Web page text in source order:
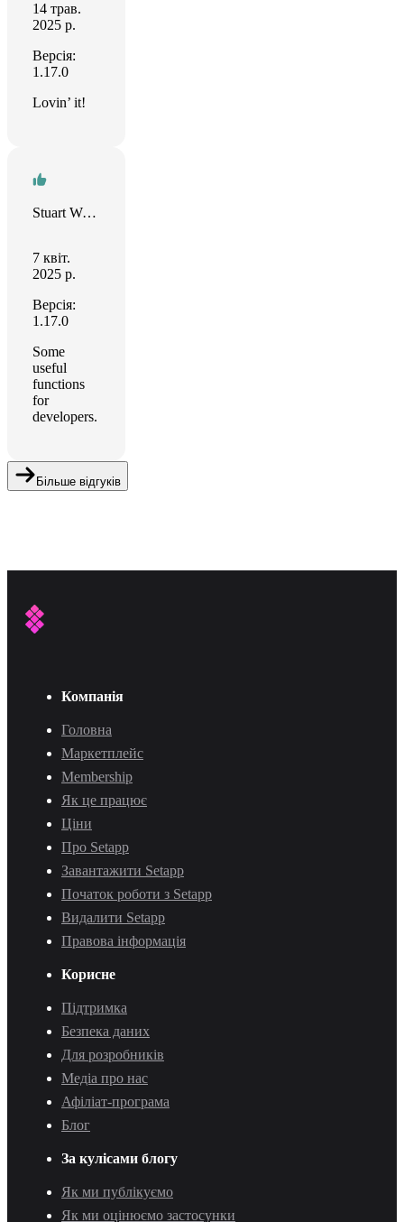
14 трав.
2025 р.
Версія:
1.17.0
Lovin’ it!
Stuart Woodward
7 квіт.
2025 р.
Версія:
1.17.0
Some
useful
functions
for
developers.
Більше відгуків
Компанія
Головна
Маркетплейс
Membership
Як це працює
Ціни
Про Setapp
Завантажити Setapp
Початок роботи з Setapp
Видалити Setapp
Правова інформація
Корисне
Підтримка
Безпека даних
Для розробників
Медіа про нас
Афіліат-програма
Блог
За кулісами блогу
Як ми публікуємо
Як ми оцінюємо застосунки